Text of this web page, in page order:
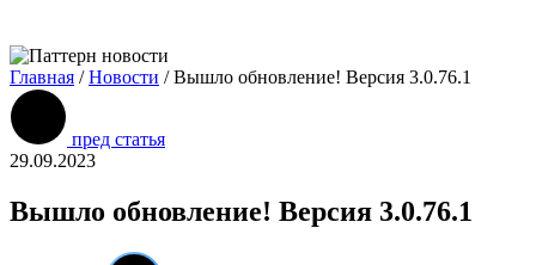
Главная /Новости /Вышло обновление! Версия 3.0.76.1
пред статья
29.09.2023
Вышло обновление! Версия 3.0.76.1